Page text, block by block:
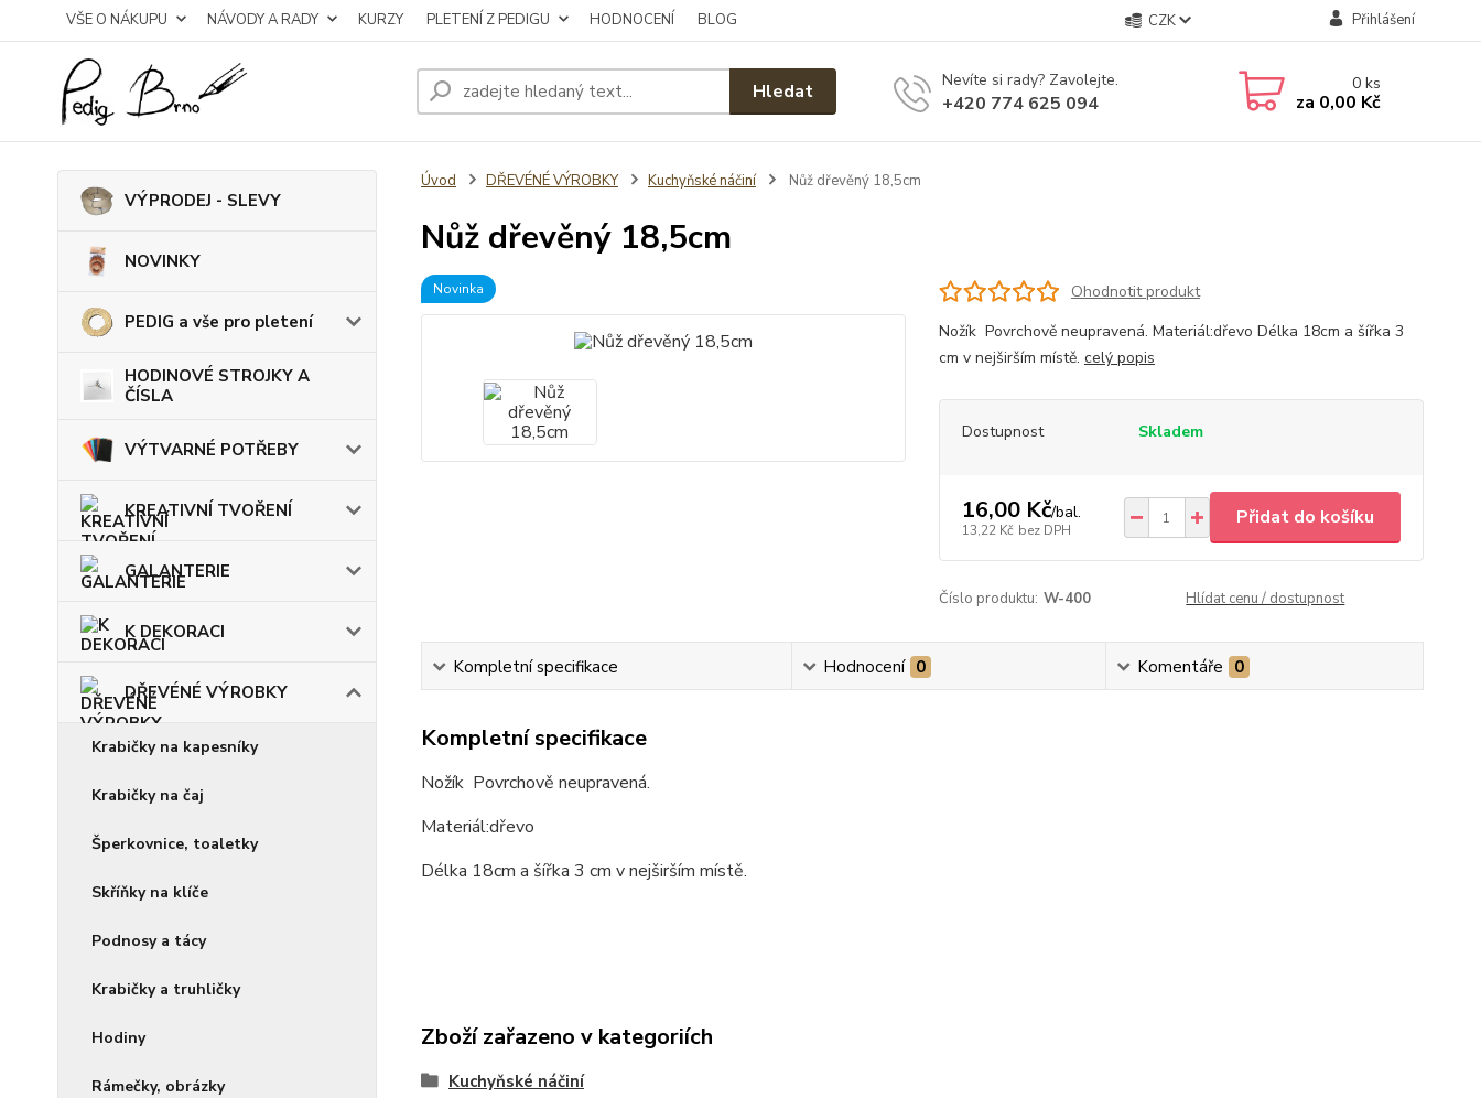
VŠE O NÁKUPU NÁVODY A RADY KURZY PLETENÍ Z PEDIGU HODNOCENÍ BLOG CZK Přihlášení
Hledat Nevíte si rady? Zavolejte.
+420 774 625 094
0ks
za 0,00 Kč
VÝPRODEJ - SLEVY
NOVINKY
PEDIG a vše pro pletení
HODINOVÉ STROJKY A
ČÍSLA
VÝTVARNÉ POTŘEBY
KREATIVNÍ TVOŘENÍ
GALANTERIE
K DEKORACI
DŘEVÉNÉ VÝROBKY
Krabičky na kapesníky
Krabičky na čaj
Šperkovnice, toaletky
Skříňky na klíče
Podnosy a tácy
Krabičky a truhličky
Hodiny
Rámečky, obrázky
Úvod DŘEVÉNÉ VÝROBKY Kuchyňské náčiní Nůž dřevěný 18,5cm
Nůž dřevěný 18,5cm
Novinka
Ohodnotit produkt
Nožík Povrchově neupravená. Materiál:dřevo Délka 18cm a šířka 3
cm v nejširším místě. celý popis
Dostupnost Skladem
16,00 Kč/bal.
13,22 Kč bez DPH
Přidat do košíku
Číslo produktu: W-400 Hlídat cenu / dostupnost
Kompletní specifikace Hodnocení 0 Komentáře 0
Kompletní specifikace
Nožík Povrchově neupravená.
Materiál:dřevo
Délka 18cm a šířka 3 cm v nejširším místě.
Zboží zařazeno v kategoriích
Kuchyňské náčiní